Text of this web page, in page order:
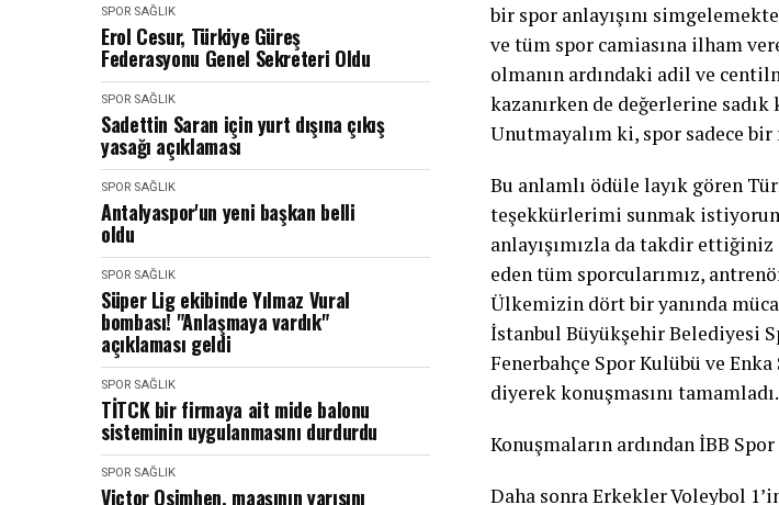
SPOR SAĞLIK
Erol Cesur, Türkiye Güreş
Federasyonu Genel Sekreteri Oldu
SPOR SAĞLIK
Sadettin Saran için yurt dışına çıkış
yasağı açıklaması
SPOR SAĞLIK
Antalyaspor'un yeni başkan belli
oldu
SPOR SAĞLIK
Süper Lig ekibinde Yılmaz Vural
bombası! "Anlaşmaya vardık"
açıklaması geldi
SPOR SAĞLIK
TİTCK bir firmaya ait mide balonu
sisteminin uygulanmasını durdurdu
SPOR SAĞLIK
Victor Osimhen, maaşının yarısını
bir spor anlayışını
ve tüm spor camiasına ilham
olmanın ardındaki adil ve
kazanırken de değerlerine
Unutmayalım ki, spor sadece
Bu anlamlı ödüle layık gören
teşekkürlerimi sunmak
anlayışımızla da takdir
eden tüm sporcularımız,
Ülkemizin dört bir yanında
İstanbul Büyükşehir Belediyesi
Fenerbahçe Spor Kulübü ve
diyerek konuşmasını tamamladı.
Konuşmaların ardından İBB
Daha sonra Erkekler Voleybol